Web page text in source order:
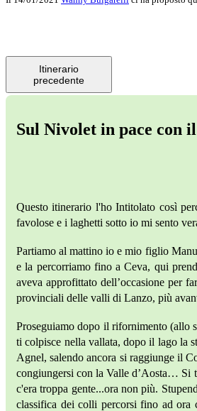
Itinerario
precedente
Sul Nivolet in pace con
Questo itinerario l'ho Intitolato così
favolose e i laghetti sotto io mi sento
Partiamo al mattino io e mio figlio
e la percorriamo fino a Ceva, qui
aveva approfittato dell’occasione per
provinciali delle valli di Lanzo, più
Proseguiamo dopo il rifornimento (allo
ti colpisce nella vallata, dopo il lago la
Agnel, salendo ancora si raggiunge il
congiungersi con la Valle d’Aosta… Si
c'era troppa gente...ora non più.
classifica dei colli percorsi fino ad ora